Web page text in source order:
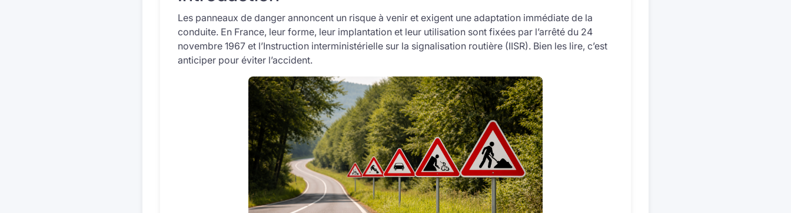
Les panneaux de danger annoncent un risque à venir et exigent une adaptation immédiate de la
conduite. En France, leur forme, leur implantation et leur utilisation sont fixées par l’arrêté du 24
novembre 1967 et l’Instruction interministérielle sur la signalisation routière (IISR). Bien les lire, c’est
anticiper pour éviter l’accident.